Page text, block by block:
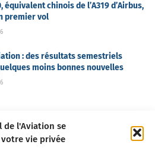
de l'Aviation se
vie privée
équivalent chinois de l’A319 d’Airbus,
premier vol
: des résultats semestriels
moins bonnes nouvelles